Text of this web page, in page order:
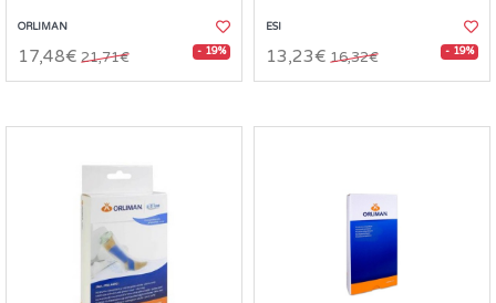
ORLIMAN
17,48€ 21,71€ - 19%
ESI
13,23€ 16,32€ - 19%